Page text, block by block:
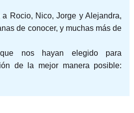
Rocio, Nico, Jorge y Alejandra,
de conocer, y muchas más de
que nos hayan elegido para
de la mejor manera posible: